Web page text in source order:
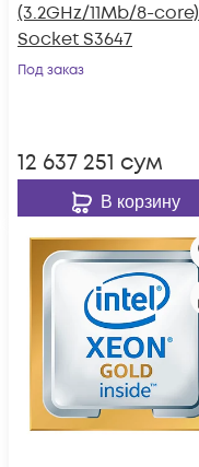
(3.2GHz/11Mb/8-core)
Socket S3647
Под заказ
12 637 251 сум
В корзину